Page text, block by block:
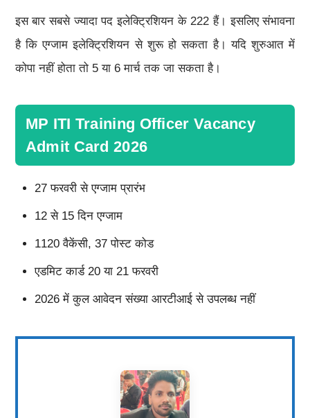
इस बार सबसे ज्यादा पद इलेक्ट्रिशियन के 222 हैं। इसलिए संभावना
है कि एग्जाम इलेक्ट्रिशियन से शुरू हो सकता है। यदि शुरुआत में
कोपा नहीं होता तो 5 या 6 मार्च तक जा सकता है।
MP ITI Training Officer Vacancy
Admit Card 2026
27 फरवरी से एग्जाम प्रारंभ
12 से 15 दिन एग्जाम
1120 वैकेंसी, 37 पोस्ट कोड
एडमिट कार्ड 20 या 21 फरवरी
2026 में कुल आवेदन संख्या आरटीआई से उपलब्ध नहीं